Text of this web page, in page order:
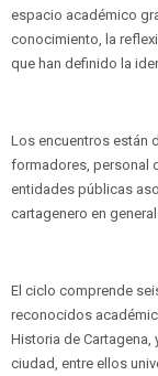
espacio académico
conocimiento, la
que han definido la
Los encuentros están
formadores, personal
entidades públicas
cartagenero en general.
El ciclo comprende
reconocidos
Historia de
ciudad, entre ellos